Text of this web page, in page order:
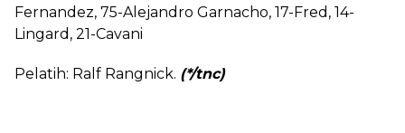
Fernandez, 75-Alejandro Garnacho, 17-Fred, 14-
Lingard, 21-Cavani
Pelatih: Ralf Rangnick. (*/tnc)